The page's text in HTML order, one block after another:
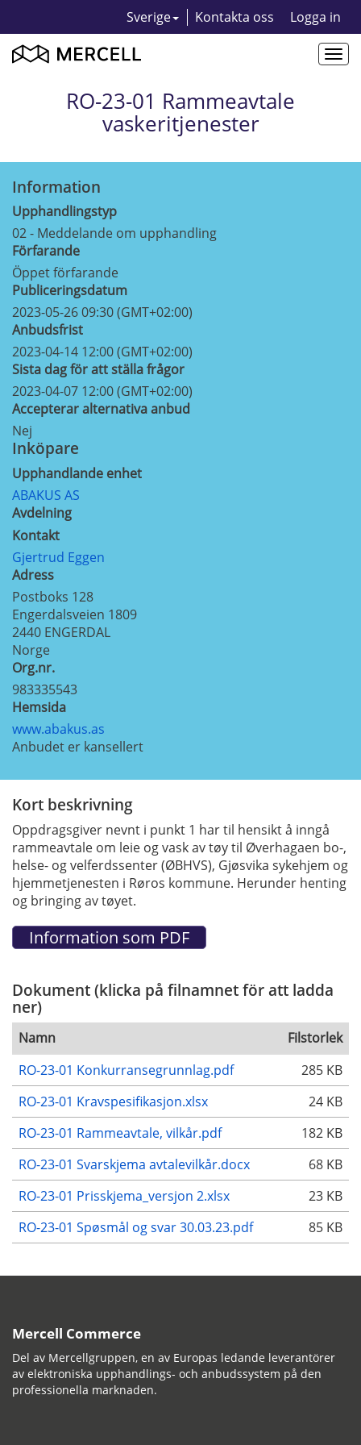
Sverige Kontakta oss Logga in
RO-23-01 Rammeavtale
vaskeritjenester
Information
Upphandlingstyp
02 - Meddelande om upphandling
Förfarande
Öppet förfarande
Publiceringsdatum
2023-05-26 09:30 (GMT+02:00)
Anbudsfrist
2023-04-14 12:00 (GMT+02:00)
Sista dag för att ställa frågor
2023-04-07 12:00 (GMT+02:00)
Accepterar alternativa anbud
Nej
Inköpare
Upphandlande enhet
ABAKUS AS
Avdelning
Kontakt
Gjertrud Eggen
Adress
Postboks 128
Engerdalsveien 1809
2440 ENGERDAL
Norge
Org.nr.
983335543
Hemsida
www.abakus.as
Anbudet er kansellert
Kort beskrivning
Oppdragsgiver nevnt i punkt 1 har til hensikt å inngå
rammeavtale om leie og vask av tøy til Øverhagaen bo-,
helse- og velferdssenter (ØBHVS), Gjøsvika sykehjem og
hjemmetjenesten i Røros kommune. Herunder henting
og bringing av tøyet.
Dokument (klicka på filnamnet för att ladda
ner)
Namn
Filstorlek
RO-23-01 Konkurransegrunnlag.pdf
285 KB
RO-23-01 Kravspesifikasjon.xlsx
24 KB
RO-23-01 Rammeavtale, vilkår.pdf
182 KB
RO-23-01 Svarskjema avtalevilkår.docx
68 KB
RO-23-01 Prisskjema_versjon 2.xlsx
23 KB
RO-23-01 Spøsmål og svar 30.03.23.pdf
85 KB
Mercell Commerce
Del av Mercellgruppen, en av Europas ledande leverantörer
av elektroniska upphandlings- och anbudssystem på den
professionella marknaden.